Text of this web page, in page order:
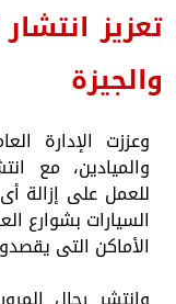
تعزيز
والجيزة
وعززت الإدارة
والميادين، مع
للعمل على إزالة
السيارات بشوارع
الأماكن التى